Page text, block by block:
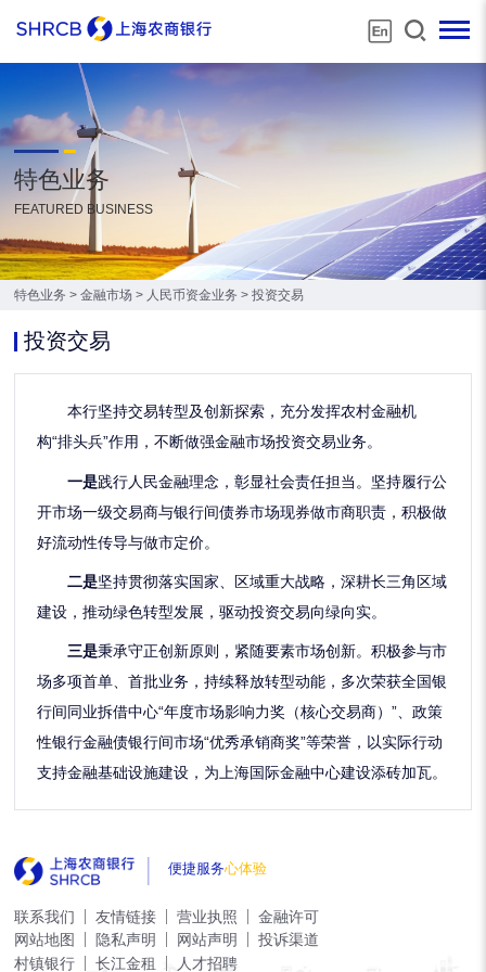
特色业务
FEATURED BUSINESS
特色业务 >金融市场 > 人民币资金业务 >投资交易
投资交易
本行坚持交易转型及创新探索， 充分发挥农村金融机
构“排头兵”作用，不断做强金融市场投资交易业务。
一是践行人民金融理念，彰显社会责任担当。 坚持履行公
开市场一级交易商与银行间债券市场现券做市商职责 ，积极做
好流动性传导与做市定价。
二是坚持贯彻落实国家、区域重大战略，深耕长三角区域
建设，推动绿色转型发展 ，驱动投资交易向绿向实。
三是秉承守正创新原则， 紧随要素市场创新。积极参与市
场多项首单、首批业务，持续释放转型动能 ， 多次荣获全国银
行间同业拆借中心“年度市场影响力奖（核心交易商）”、政策
性银行金融债银行间市场“优秀承销商奖”等荣誉， 以实际行动
支持金融基础设施建设，为上海国际金融中心建设添砖加瓦。
便捷服务心体验
联系我们 友情链接 营业执照
金融许可
网站地图
隐私声明 网站声明
投诉渠道
村镇银行
长江金租 人才招聘